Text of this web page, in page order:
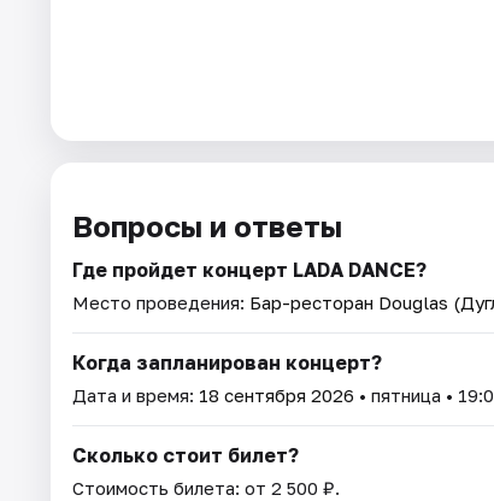
Вопросы и ответы
Где пройдет концерт LADA DANCE?
Место проведения: Бар-ресторан Douglas
Когда запланирован концерт?
Дата и время: 18 сентября 2026 • пятница •
Сколько стоит билет?
Стоимость билета: от 2 500 ₽.